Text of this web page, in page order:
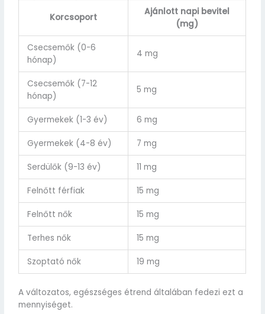
Korcsoport
Ajánlott napi bevitel
(mg)
Csecsemők (0-6
hónap)
4 mg
Csecsemők (7-12
hónap)
5 mg
Gyermekek (1-3 év) 6 mg
Gyermekek (4-8 év) 7 mg
Serdülők (9-13 év) 11 mg
Felnőtt férfiak 15 mg
Felnőtt nők 15 mg
Terhes nők 15 mg
Szoptató nők 19 mg
A változatos, egészséges étrend általában fedezi ezt a
mennyiséget.